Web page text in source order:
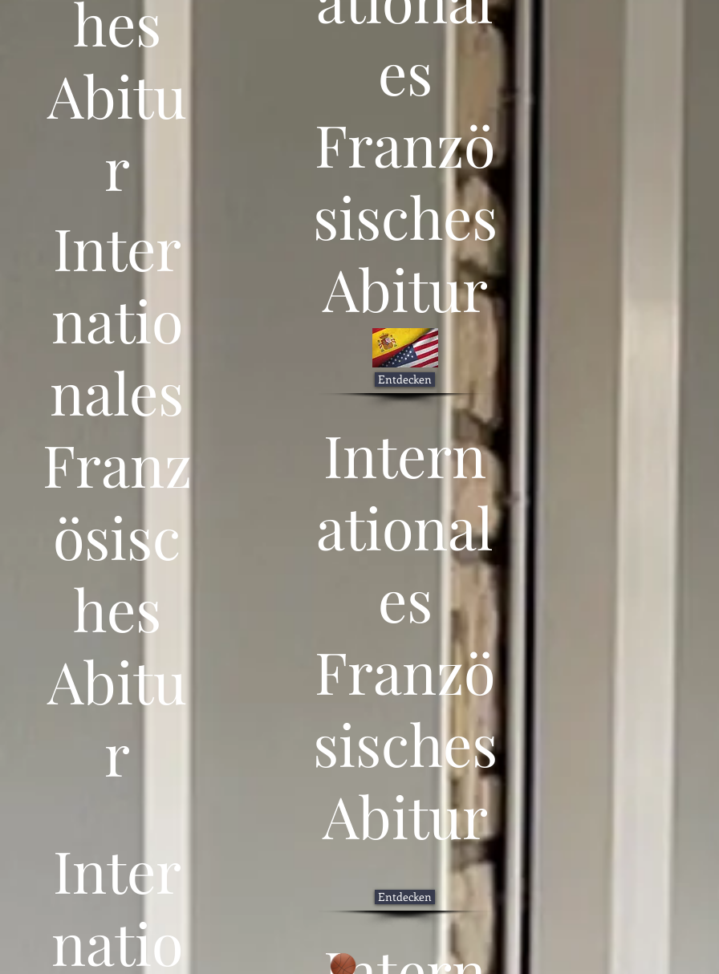
Inter
natio
hes
Abitu
r
Inter
natio
nales
Franz
ösisc
hes
Abitu
r
es
Franzö
sisches
Abitur
Intern
ational
es
Franzö
sisches
Abitur
Entdecken
Entdecken